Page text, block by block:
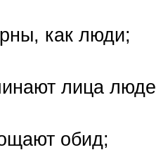
как люди;
лица
обид;